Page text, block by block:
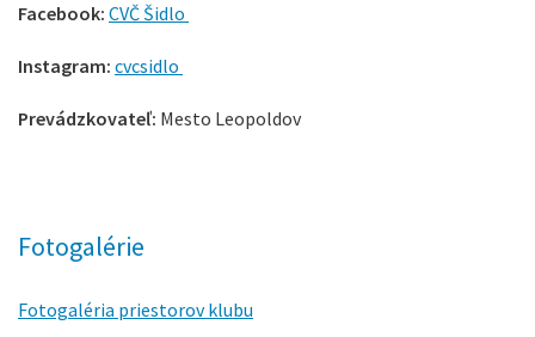
Facebook: CVČ Šidlo
Instagram: cvcsidlo
Prevádzkovateľ: Mesto Leopoldov
Fotogalérie
Fotogaléria priestorov klubu